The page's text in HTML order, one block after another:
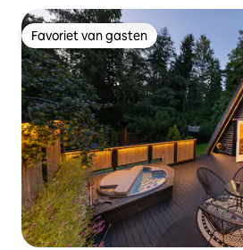
Favoriet van gasten
Favoriet van gasten